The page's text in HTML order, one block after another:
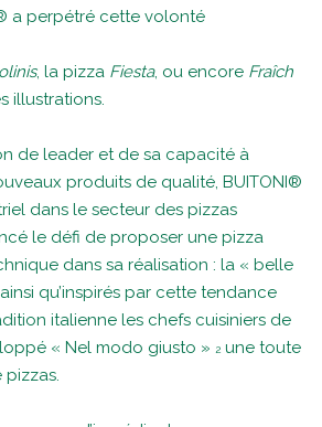
a perpétré cette volonté
, la pizza Fiesta, ou encore Fraîch
illustrations.
de leader et de sa capacité à
produits de qualité, BUITONI®
dans le secteur des pizzas
le défi de proposer une pizza
dans sa réalisation : la « belle
qu’inspirés par cette tendance
italienne les chefs cuisiniers de
« Nel modo giusto » 2 une toute